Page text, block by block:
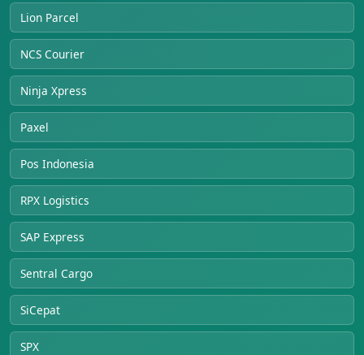
Lion Parcel
NCS Courier
Ninja Xpress
Paxel
Pos Indonesia
RPX Logistics
SAP Express
Sentral Cargo
SiCepat
SPX